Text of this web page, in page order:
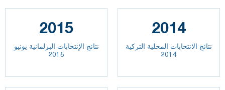
2015
نتائج الإنتخابات البرلمانية يونيو
2015
2014
نتائج الانتخابات المحلية التركية
2014